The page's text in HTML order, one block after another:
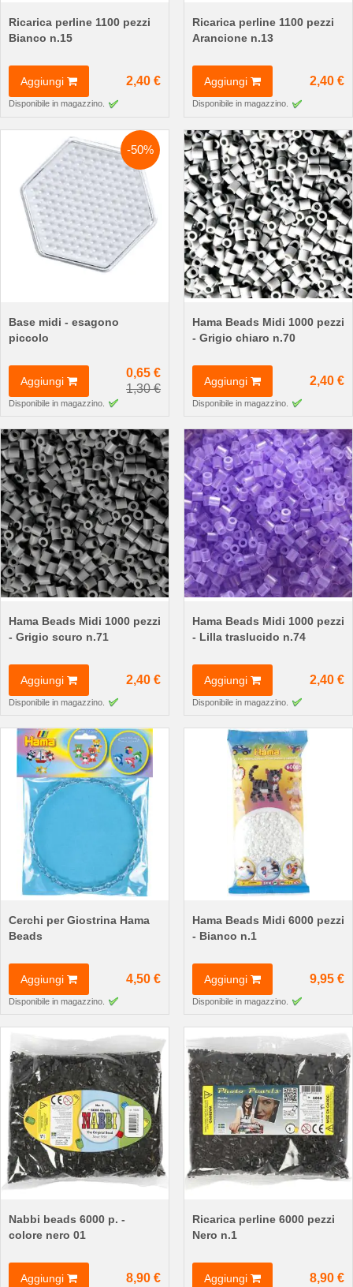
Ricarica perline 1100 pezzi
Bianco n.15
Aggiungi 2,40 €
Disponibile in magazzino.
Ricarica perline 1100 pezzi
Arancione n.13
Aggiungi 2,40 €
Disponibile in magazzino.
-50%
Base midi - esagono
piccolo
Aggiungi
0,65 €
1,30 €
Disponibile in magazzino.
Hama Beads Midi 1000 pezzi
- Grigio chiaro n.70
Aggiungi 2,40 €
Disponibile in magazzino.
Hama Beads Midi 1000 pezzi
- Grigio scuro n.71
Aggiungi 2,40 €
Disponibile in magazzino.
Hama Beads Midi 1000 pezzi
- Lilla traslucido n.74
Aggiungi 2,40 €
Disponibile in magazzino.
Cerchi per Giostrina Hama
Beads
Aggiungi 4,50 €
Disponibile in magazzino.
Hama Beads Midi 6000 pezzi
- Bianco n.1
Aggiungi 9,95 €
Disponibile in magazzino.
Nabbi beads 6000 p. -
colore nero 01
Aggiungi 8,90 €
Ricarica perline 6000 pezzi
Nero n.1
Aggiungi 8,90 €